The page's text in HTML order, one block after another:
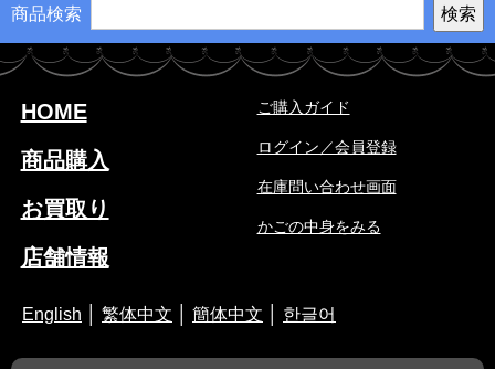
商品検索
HOME
商品購入
お買取り
店舗情報
ご購入ガイド
ログイン／会員登録
在庫問い合わせ画面
かごの中身をみる
English 繁体中文 簡体中文 한글어